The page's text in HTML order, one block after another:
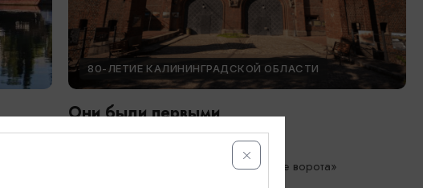
80-ЛЕТИЕ КАЛИНИНГРАДСКОЙ ОБЛАСТИ
Они были первыми
Калининград, Музей «Фридландские ворота»